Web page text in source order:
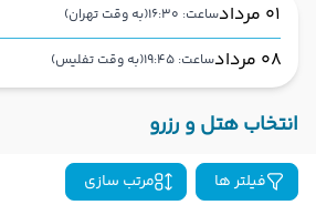
01 مرداد ساعت: 16:30 (به وقت تهران)
08 مرداد ساعت: 19:45 (به وقت تفلیس)
شروع سفر
نوع سفر : هوایی (Economy)
انتخاب هتل و رزرو
فیلتر ها مرتب سازی